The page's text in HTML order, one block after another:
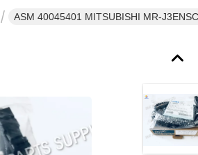
ASM 40045401 MITSUBISHI MR-